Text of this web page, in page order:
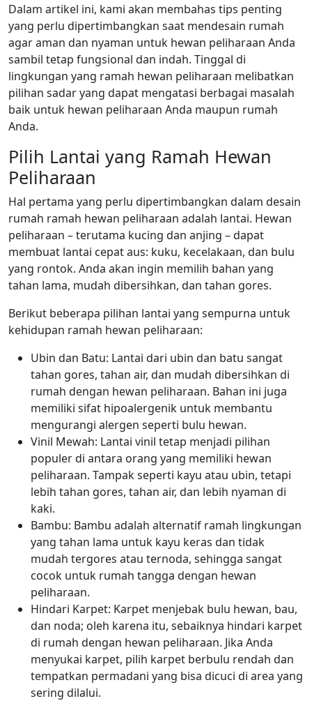
Dalam artikel ini, kami akan membahas tips penting
yang perlu dipertimbangkan saat mendesain rumah
agar aman dan nyaman untuk hewan peliharaan Anda
sambil tetap fungsional dan indah. Tinggal di
lingkungan yang ramah hewan peliharaan melibatkan
pilihan sadar yang dapat mengatasi berbagai masalah
baik untuk hewan peliharaan Anda maupun rumah
Anda.
Pilih Lantai yang Ramah Hewan
Peliharaan
Hal pertama yang perlu dipertimbangkan dalam desain
rumah ramah hewan peliharaan adalah lantai. Hewan
peliharaan – terutama kucing dan anjing – dapat
membuat lantai cepat aus: kuku, kecelakaan, dan bulu
yang rontok. Anda akan ingin memilih bahan yang
tahan lama, mudah dibersihkan, dan tahan gores.
Berikut beberapa pilihan lantai yang sempurna untuk
kehidupan ramah hewan peliharaan:
Ubin dan Batu: Lantai dari ubin dan batu sangat
tahan gores, tahan air, dan mudah dibersihkan di
rumah dengan hewan peliharaan. Bahan ini juga
memiliki sifat hipoalergenik untuk membantu
mengurangi alergen seperti bulu hewan.
Vinil Mewah: Lantai vinil tetap menjadi pilihan
populer di antara orang yang memiliki hewan
peliharaan. Tampak seperti kayu atau ubin, tetapi
lebih tahan gores, tahan air, dan lebih nyaman di
kaki.
Bambu: Bambu adalah alternatif ramah lingkungan
yang tahan lama untuk kayu keras dan tidak
mudah tergores atau ternoda, sehingga sangat
cocok untuk rumah tangga dengan hewan
peliharaan.
Hindari Karpet: Karpet menjebak bulu hewan, bau,
dan noda; oleh karena itu, sebaiknya hindari karpet
di rumah dengan hewan peliharaan. Jika Anda
menyukai karpet, pilih karpet berbulu rendah dan
tempatkan permadani yang bisa dicuci di area yang
sering dilalui.